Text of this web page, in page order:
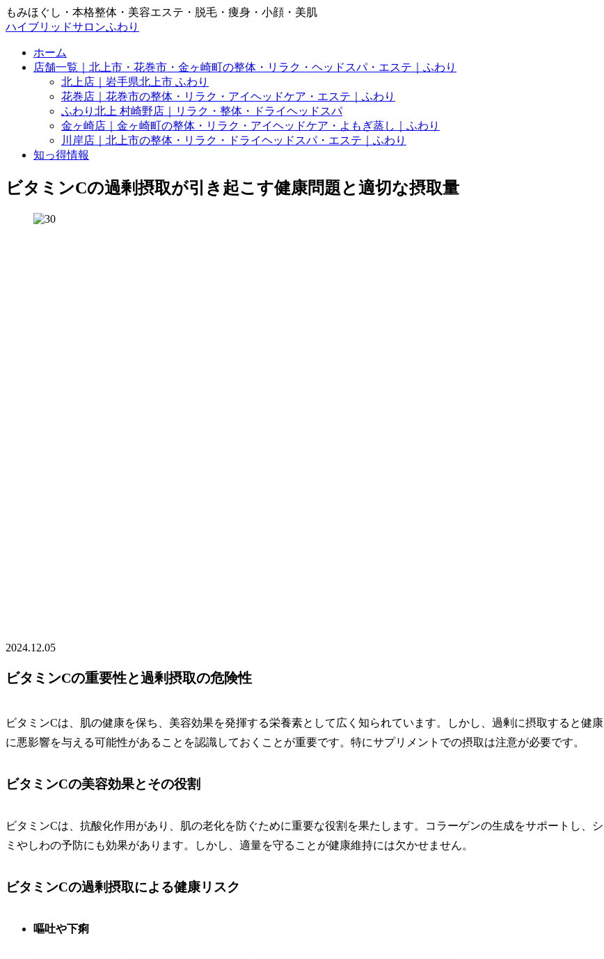
もみほぐし・本格整体・美容エステ・脱毛・痩身・小顔・美肌
ハイブリッドサロンふわり
ホーム
店舗一覧｜北上市・花巻市・金ヶ崎町の整体・リラク・ヘッドスパ・エステ｜ふわり
北上店｜岩手県北上市 ふわり
花巻店｜花巻市の整体・リラク・アイヘッドケア・エステ｜ふわり
ふわり北上 村崎野店｜リラク・整体・ドライヘッドスパ
金ヶ崎店｜金ヶ崎町の整体・リラク・アイヘッドケア・よもぎ蒸し｜ふわり
川岸店｜北上市の整体・リラク・ドライヘッドスパ・エステ｜ふわり
知っ得情報
ビタミンCの過剰摂取が引き起こす健康問題と適切な摂取量
2024.12.05
ビタミンCの重要性と過剰摂取の危険性
ビタミンCは、肌の健康を保ち、美容効果を発揮する栄養素として広く知られています。しかし、過剰に摂取すると健康
に悪影響を与える可能性があることを認識しておくことが重要です。特にサプリメントでの摂取は注意が必要です。
ビタミンCの美容効果とその役割
ビタミンCは、抗酸化作用があり、肌の老化を防ぐために重要な役割を果たします。コラーゲンの生成をサポートし、シ
ミやしわの予防にも効果があります。しかし、適量を守ることが健康維持には欠かせません。
ビタミンCの過剰摂取による健康リスク
嘔吐や下痢